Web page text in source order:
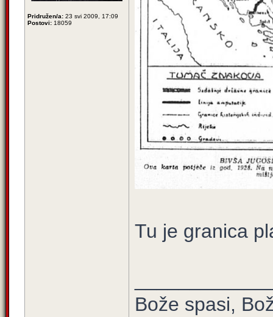
Pridružen/a: 23 svi 2009, 17:09
Postovi: 18059
Tu je granica
Bože spasi,